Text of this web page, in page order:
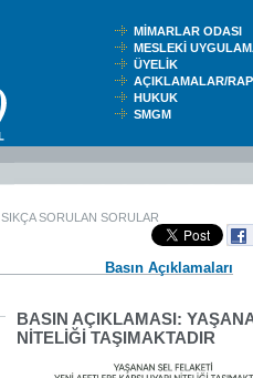
MİMARLAR ODASI
MESLEKİ
ÜYELİK
AÇIKLAMALAR/
HUKUK
SMGM
SIKÇA SORULAN SORULAR
Basın Açıklamaları
BASIN AÇIKLAMASI:
NİTELİĞİ TAŞIMAKTADIR